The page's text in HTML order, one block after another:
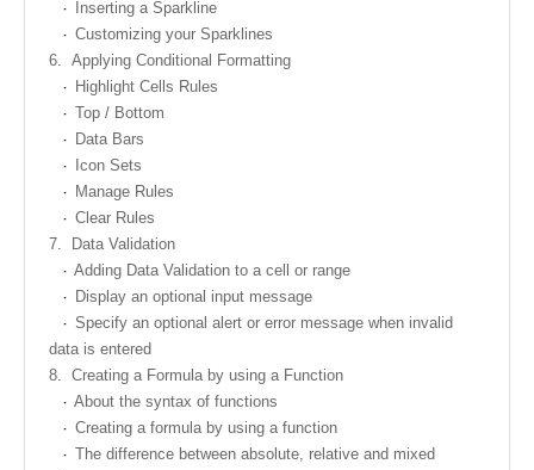
Inserting a Sparkline
Customizing your Sparklines
6. Applying Conditional Formatting
Highlight Cells Rules
Top / Bottom
Data Bars
Icon Sets
Manage Rules
Clear Rules
7.
Data Validation
Adding Data Validation to a cell or range
Display an optional input message
Specify an optional alert or error message when invalid
data is entered
8. Creating a Formula by using a Function
About the syntax of functions
Creating a formula by using a function
The difference between absolute, relative and mixed